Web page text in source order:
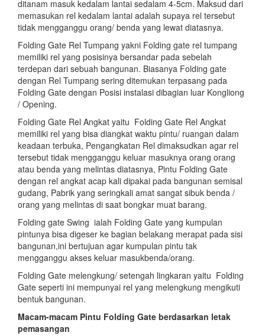
ditanam masuk kedalam lantai sedalam 4-5cm. Maksud dari
memasukan rel kedalam lantai adalah supaya rel tersebut
tidak mengganggu orang/ benda yang lewat diatasnya.
Folding Gate Rel Tumpang yakni Folding gate rel tumpang
memiliki rel yang posisinya bersandar pada sebelah
terdepan dari sebuah bangunan. Biasanya Folding gate
dengan Rel Tumpang sering ditemukan terpasang pada
Folding Gate dengan Posisi instalasi dibagian luar Kongliong
/ Opening.
Folding Gate Rel Angkat yaitu Folding Gate Rel Angkat
memiliki rel yang bisa diangkat waktu pintu/ ruangan dalam
keadaan terbuka, Pengangkatan Rel dimaksudkan agar rel
tersebut tidak mengganggu keluar masuknya orang orang
atau benda yang melintas diatasnya, Pintu Folding Gate
dengan rel angkat acap kali dipakai pada bangunan semisal
gudang, Pabrik yang seringkali amat sangat sibuk benda /
orang yang melintas di saat bongkar muat barang.
Folding gate Swing ialah Folding Gate yang kumpulan
pintunya bisa digeser ke bagian belakang merapat pada sisi
bangunan,ini bertujuan agar kumpulan pintu tak
mengganggu akses keluar masukbenda/orang.
Folding Gate melengkung/ setengah lingkaran yaitu Folding
Gate seperti ini mempunyai rel yang melengkung mengikuti
bentuk bangunan.
Macam-macam Pintu Folding Gate berdasarkan letak
pemasangan